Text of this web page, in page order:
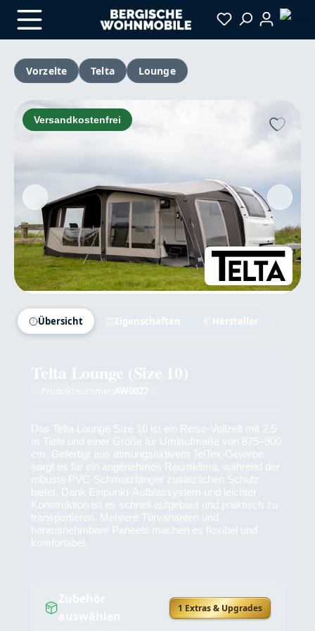
Zum Hauptinhalt springen
Vorzelte
Telta Lounge
Bildergalerie überspringen
Versandkostenfrei
Übersicht Eigenschaften Hersteller
Telta Lounge (Size 10)
Produktnummer: AW0027
Das Telta Lounge Size 10 ist ein Reise-Vollzelt mit 2,5
m Tiefe und einer Größe für Umlaufmaße von 875–900
cm. Gefertigt aus atmungsaktivem TelTex-Gewebe
sorgt es für ein angenehmes Raumklima, während der
robuste PVC-Schmutzfänger zusätzlichen Schutz
bietet. Dank Einpunkt-Aufblassystem und leichter
Konstruktion ist es schnell aufgebaut und praktisch zu
transportieren. Mehrere Türvarianten und
herausnehmbare Paneele machen es flexibel und
komfortabel.
Zubehör
auswählen
1 Extras & Upgrades